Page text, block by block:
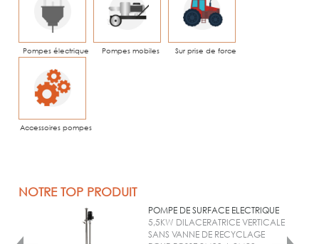
Pompes électrique Pompes mobiles Sur prise de force
Accessoires pompes
NOTRE TOP PRODUIT
POMPE DE SURFACE ELECTRIQUE
5,5KW DILACERATRICE VERTICALE
SANS VANNE DE RECYCLAGE